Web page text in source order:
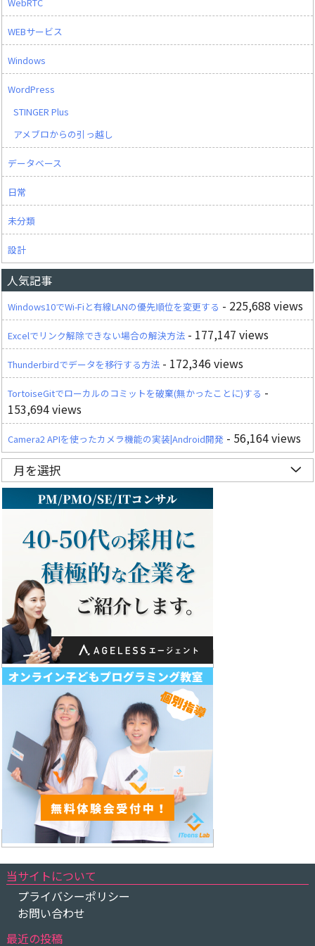
WEBサービス
Windows
WordPress
STINGER Plus
アメブロからの引っ越し
データベース
日常
未分類
設計
人気記事
Windows10でWi-Fiと有線LANの優先順位を変更する - 225,688 views
Excelでリンク解除できない場合の解決方法 - 177,147 views
Thunderbirdでデータを移行する方法 - 172,346 views
TortoiseGitでローカルのコミットを破棄(無かったことに)する -
153,694 views
Camera2 APIを使ったカメラ機能の実装|Android開発 - 56,164 views
月を選択
当サイトについて
プライバシーポリシー
お問い合わせ
最近の投稿